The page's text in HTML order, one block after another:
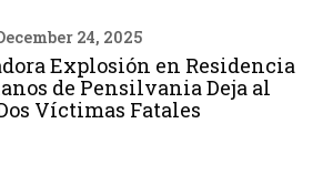
24, 2025
Explosión en Residencia
de Pensilvania Deja al
Víctimas Fatales